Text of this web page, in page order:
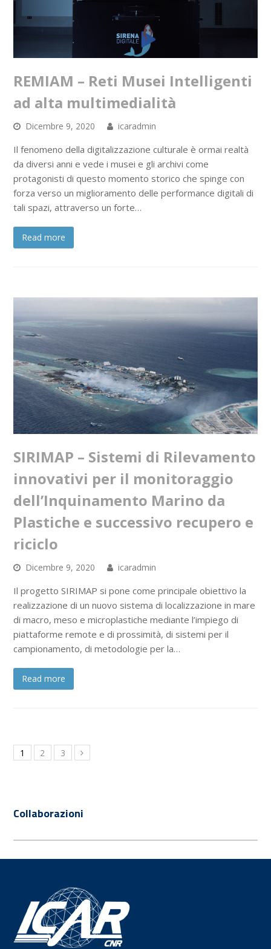
REMIAM – Reti Musei Intelligenti
ad alta multimedialità
Dicembre 9, 2020 icaradmin
Il fenomeno della digitalizzazione culturale è ormai realtà
da diversi anni e vede i musei e gli archivi come
protagonisti di questo momento storico che spinge con
forza verso un miglioramento delle performance digitali di
tali spazi, attraverso un forte…
Read more
SIRIMAP – Sistemi di Rilevamento
innovativi per il monitoraggio
dell’Inquinamento Marino da
Plastiche e successivo recupero e
riciclo
Dicembre 9, 2020 icaradmin
Il progetto SIRIMAP si pone come principale obiettivo la
realizzazione di un nuovo sistema di localizzazione in mare
di macro, meso e microplastiche mediante l’impiego di
piattaforme remote e di prossimità, di sistemi per il
campionamento, di metodologie per la…
Read more
1 2 3
Collaborazioni